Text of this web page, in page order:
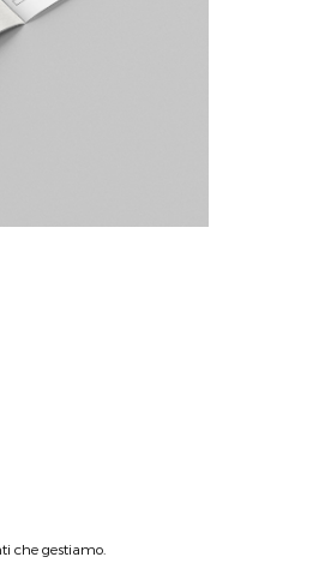
che gestiamo.